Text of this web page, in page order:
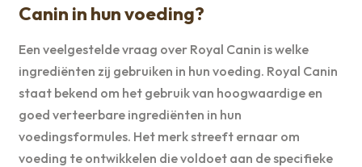
Canin in hun voeding?
Een veelgestelde vraag over Royal Canin is welke
ingrediënten zij gebruiken in hun voeding. Royal Canin
staat bekend om het gebruik van hoogwaardige en
goed verteerbare ingrediënten in hun
voedingsformules. Het merk streeft ernaar om
voeding te ontwikkelen die voldoet aan de specifieke